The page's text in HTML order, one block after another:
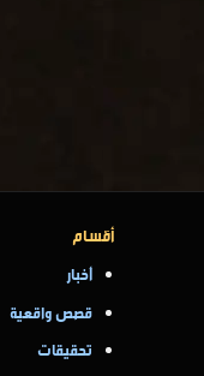
أقسام
أخبار
قصص واقعية
تحقيقات